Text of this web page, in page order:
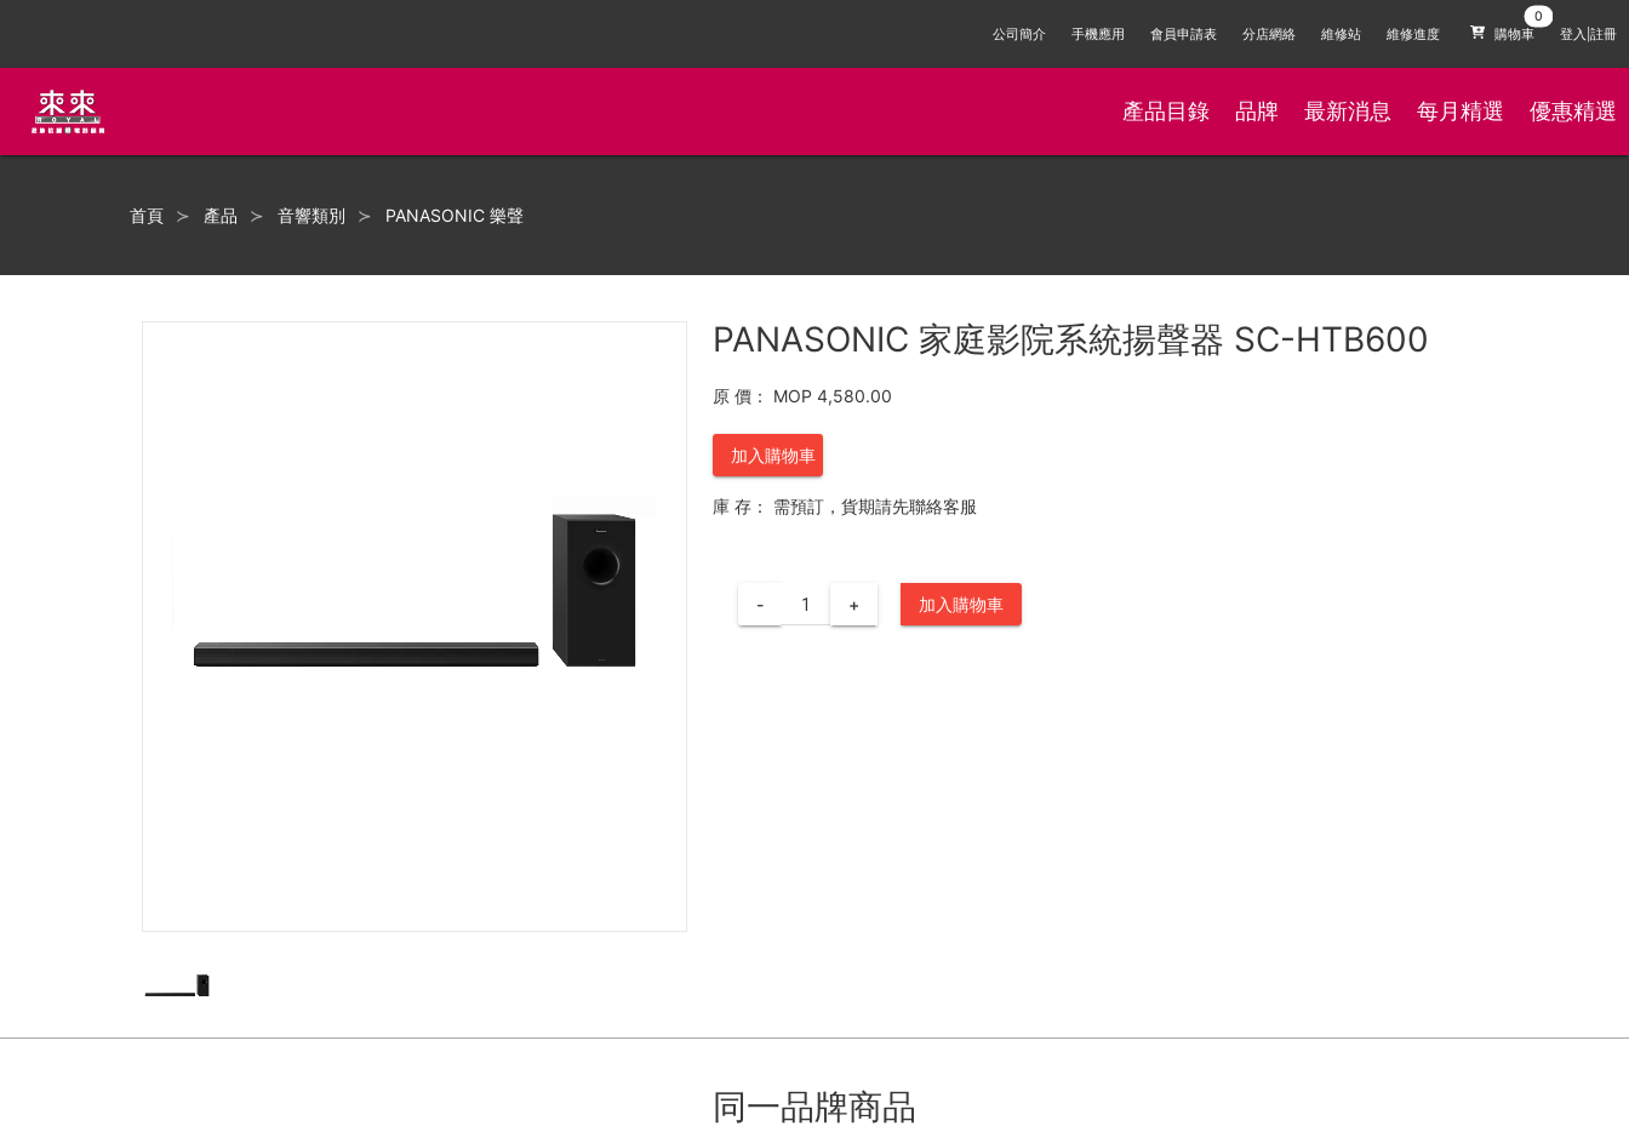
公司簡介 手機應用 會員申請表 分店網絡 維修站 維修進度 購物車 登入|註冊
產品目錄 品牌 最新消息 每月精選 優惠精選
首頁 產品 音響類別 PANASONIC 樂聲
PANASONIC 家庭影院系統揚聲器 SC-HTB600
原 價： MOP 4,580.00
加入購物車
庫 存： 需預訂，貨期請先聯絡客服
- + 加入購物車
同一品牌商品